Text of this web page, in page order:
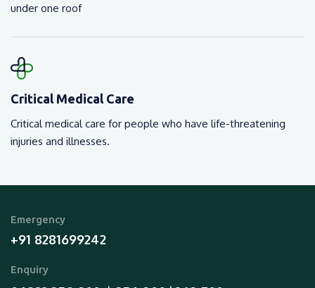
under one roof
Critical Medical Care
Critical medical care for people who have life-threatening
injuries and illnesses.
Emergency
+91 8281699242
Enquiry